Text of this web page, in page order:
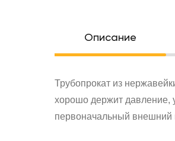
Oписание
Трубопрокат из
хорошо держит давление,
первоначальный внешний